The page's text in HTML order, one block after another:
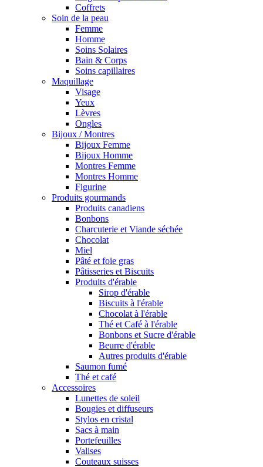
Coffrets
Soin de la peau
Femme
Homme
Soins Solaires
Bain & Corps
Soins capillaires
Maquillage
Visage
Yeux
Lèvres
Ongles
Bijoux / Montres
Bijoux Femme
Bijoux Homme
Montres Femme
Montres Homme
Figurine
Produits gourmands
Produits canadiens
Bonbons
Charcuterie et Viande séchée
Chocolat
Miel
Pâté et foie gras
Pâtisseries et Biscuits
Produits d'érable
Sirop d'érable
Biscuits à l'érable
Chocolat à l'érable
Thé et Café à l'érable
Bonbons et Sucre d'érable
Beurre d'érable
Autres produits d'érable
Saumon fumé
Thé et café
Accessoires
Lunettes de soleil
Bougies et diffuseurs
Stylos en cristal
Sacs à main
Portefeuilles
Valises
Couteaux suisses